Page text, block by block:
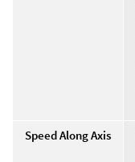
Speed Along Axis